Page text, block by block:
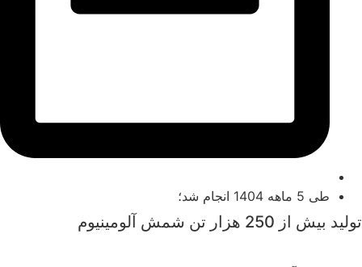
طی 5 ماهه 1404 انجام شد؛
تولید بیش از 250 هزار تن شمش آلومینیوم